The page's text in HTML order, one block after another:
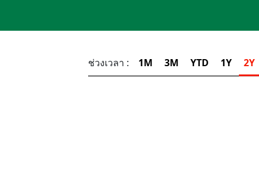
ช่วงเวลา : 1M 3M YTD 1Y 2Y